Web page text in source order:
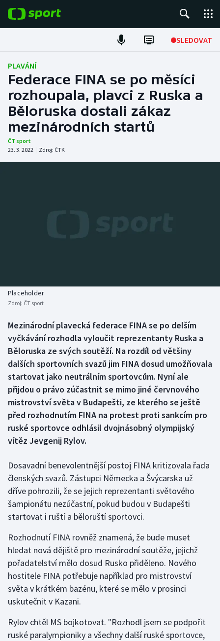
SLEDOVAT
Fotbal
Hokej
Tenis
Atletika
Boby a skeleton
Box
Curling
Dostihy
Florbal
Futsal
Golf
Gymnastika
Házená
Jezdectví
Judo
Krasobruslení
Lezení
Lyže a snowboard
Moderní pětiboj
AZ kvíz
PLAVÁNÍ
Federace FINA se po měsíci
rozhoupala, plavci z Ruska a
Běloruska dostali zákaz
mezinárodních startů
ČT sport
23. 3. 2022 | Zdroj: ČTK
Placeholder
Zdroj: ČT sport
Mezinárodní plavecká federace FINA se po delším
vyčkávání rozhodla vyloučit reprezentanty Ruska a
Běloruska ze svých soutěží. Na rozdíl od většiny
dalších sportovních svazů jim FINA dosud umožňovala
startovat jako neutrálním sportovcům. Nyní ale
přijdou o právo zúčastnit se mimo jiné červnového
mistrovství světa v Budapešti, ze kterého se ještě
před rozhodnutím FINA na protest proti sankcím pro
ruské sportovce odhlásil dvojnásobný olympijský
vítěz Jevgenij Rylov.
Dosavadní benevolentnější postoj FINA kritizovala řada
členských svazů. Zástupci Německa a Švýcarska už
dříve pohrozili, že se jejich reprezentanti světového
šampionátu nezúčastní, pokud budou v Budapešti
startovat i ruští a běloruští sportovci.
Rozhodnutí FINA rovněž znamená, že bude muset
hledat nová dějiště pro mezinárodní soutěže, jejichž
pořadatelství mělo dosud Rusko přiděleno. Nového
hostitele FINA potřebuje například pro mistrovství
světa v krátkém bazénu, které se mělo v prosinci
uskutečnit v Kazani.
Rylov chtěl MS bojkotovat. "Rozhodl jsem se podpořit
ruské paralympioniky a všechny další ruské sportovce,